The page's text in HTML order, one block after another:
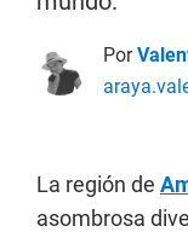
Por
La región de
asombrosa